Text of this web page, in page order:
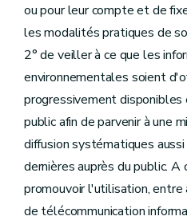
ou pour leur compte et de
les modalités pratiques de
2° de veiller à ce que les
environnementales soient
progressivement disponibles
public afin de parvenir à une
diffusion systématiques
dernières auprès du public.
promouvoir l'utilisation,
de télécommunication